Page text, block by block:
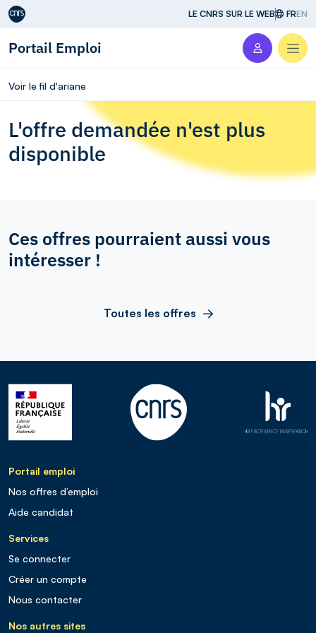
Aller au contenu LE CNRS SUR LE WEB FREN
Portail Emploi
Voir le fil d'ariane
L'offre demandée n'est plus
disponible
Ces offres pourraient aussi vous
intéresser !
Toutes les offres
Portail emploi
Nos offres d’emploi
Aide candidat
Services
Se connecter
Créer un compte
Nous contacter
Nos autres sites